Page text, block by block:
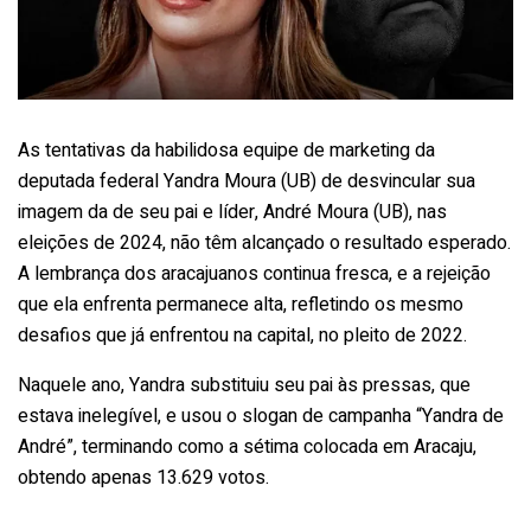
As tentativas da habilidosa equipe de marketing da
deputada federal Yandra Moura (UB) de desvincular sua
imagem da de seu pai e líder, André Moura (UB), nas
eleições de 2024, não têm alcançado o resultado esperado.
A lembrança dos aracajuanos continua fresca, e a rejeição
que ela enfrenta permanece alta, refletindo os mesmo
desafios que já enfrentou na capital, no pleito de 2022.
Naquele ano, Yandra substituiu seu pai às pressas, que
estava inelegível, e usou o slogan de campanha “Yandra de
André”, terminando como a sétima colocada em Aracaju,
obtendo apenas 13.629 votos.